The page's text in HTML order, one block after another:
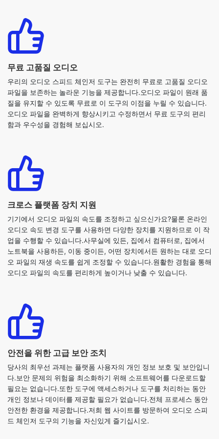
무료 고품질 오디오
우리의 오디오 스피드 체인저 도구는 완전히 무료로 고품질 오디오
파일을 보존하는 놀라운 기능을 제공합니다.오디오 파일이 원래 품
오디오 파일을 완벽하게 향상시키고 수정하면서 무료 도구의 편리
함과 우수성을 경험해 보십시오.
크로스 플랫폼 장치 지원
기기에서 오디오 파일의 속도를 조정하고 싶으신가요?물론 온라인
오디오 속도 변경 도구를 사용하면 다양한 장치를 지원하므로 이 작
노트북을 사용하든, 이동 중이든, 어떤 장치에서든 원하는 대로 오디
오 파일의 재생 속도를 쉽게 조정할 수 있습니다.원활한 경험을 통해
오디오 파일의 속도를 편리하게 높이거나 낮출 수 있습니다.
안전을 위한 고급 보안 조치
당사의 최우선 과제는 플랫폼 사용자의 개인 정보 보호 및 보안입니
다.보안 문제의 위험을 최소화하기 위해 소프트웨어를 다운로드할
개인 정보나 데이터를 제공할 필요가 없습니다.전체 프로세스 동안
안전한 환경을 제공합니다.저희 웹 사이트를 방문하여 오디오 스피
드 체인저 도구의 기능을 자신있게 즐기십시오.